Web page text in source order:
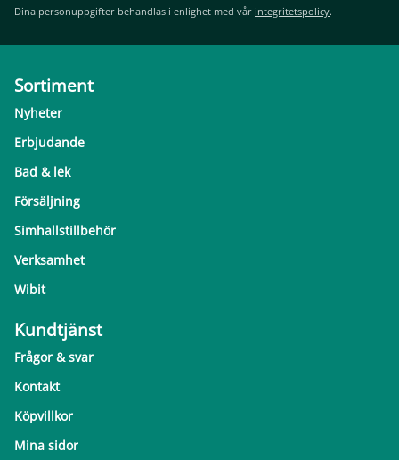
Dina personuppgifter behandlas i enlighet med vår integritetspolicy.
Sortiment
Nyheter
Erbjudande
Bad & lek
Försäljning
Simhallstillbehör
Verksamhet
Wibit
Kundtjänst
Frågor & svar
Kontakt
Köpvillkor
Mina sidor